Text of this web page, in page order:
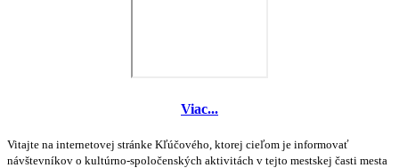
Viac...
Vitajte na internetovej stránke Kľúčového, ktorej cieľom je informovať
návštevníkov o kultúrno-spoločenských aktivitách v tejto mestskej časti mesta